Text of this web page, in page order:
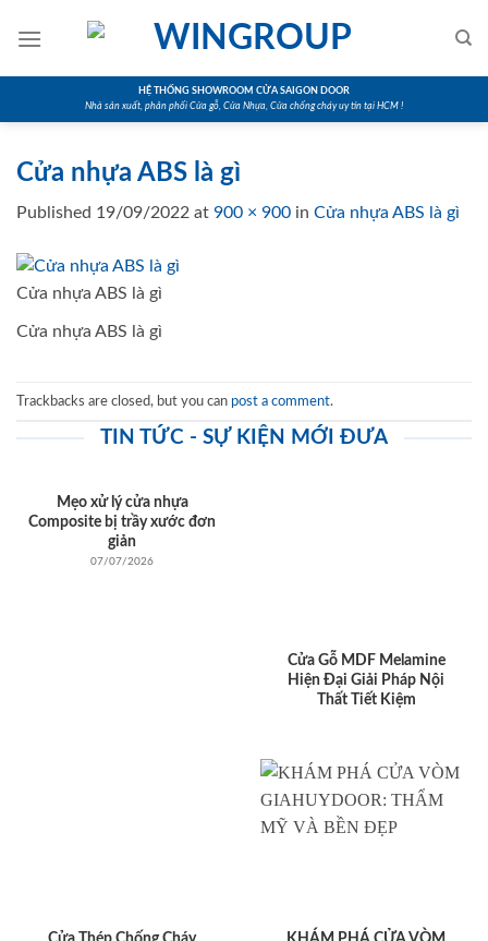
HỆ THỐNG SHOWROOM CỬA SAIGON DOOR
Nhà sản xuất, phân phối Cửa gỗ, Cửa Nhựa, Cửa chống cháy uy tín tại HCM !
Cửa nhựa ABS là gì
Published 19/09/2022 at 900 × 900 in Cửa nhựa ABS là gì
Cửa nhựa ABS là gì
Cửa nhựa ABS là gì
Trackbacks are closed, but you can post a comment.
TIN TỨC - SỰ KIỆN MỚI ĐƯA
Mẹo xử lý cửa nhựa
Composite bị trầy xước đơn
giản
07/07/2026
Cửa Gỗ MDF Melamine
Hiện Đại Giải Pháp Nội
Thất Tiết Kiệm